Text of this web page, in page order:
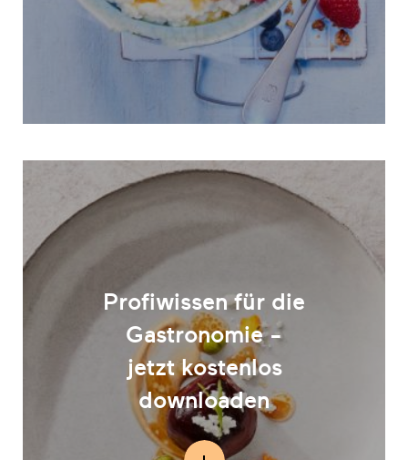
Profiwissen für die
Gastronomie -
jetzt kostenlos
downloaden